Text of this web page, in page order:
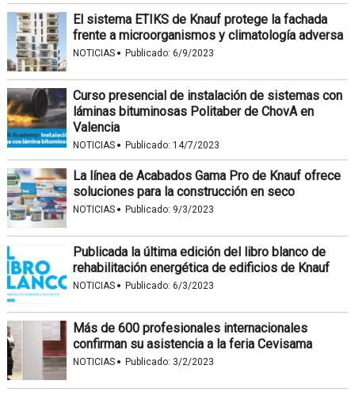
El sistema ETIKS de Knauf protege la fachada
frente a microorganismos y climatología adversa
NOTICIAS · Publicado: 6/9/2023
Curso presencial de instalación de sistemas con
láminas bituminosas Politaber de ChovA en
Valencia
NOTICIAS · Publicado: 14/7/2023
La línea de Acabados Gama Pro de Knauf ofrece
soluciones para la construcción en seco
NOTICIAS · Publicado: 9/3/2023
Publicada la última edición del libro blanco de
rehabilitación energética de edificios de Knauf
NOTICIAS · Publicado: 6/3/2023
Más de 600 profesionales internacionales
confirman su asistencia a la feria Cevisama
NOTICIAS · Publicado: 3/2/2023